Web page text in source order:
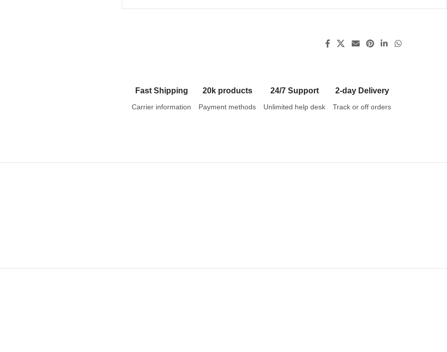
Fast Shipping
Carrier information
20k products
Payment methods
24/7 Support
Unlimited help desk
2-day Delivery
Track or off orders